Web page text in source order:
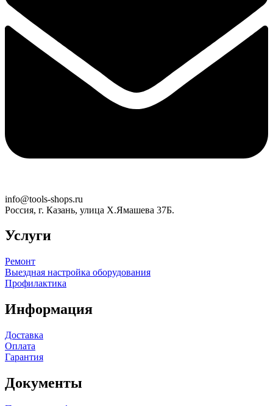
info@tools-shops.ru
Россия, г. Казань, улица Х.Ямашева 37Б.
Услуги
Ремонт
Выездная настройка оборудования
Профилактика
Информация
Доставка
Оплата
Гарантия
Документы